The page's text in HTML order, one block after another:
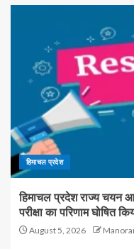
हिमाचल प्रदेश
हिमाचल प्रदेश राज्य चयन
परीक्षा का परिणाम घोषित
August 5, 2026